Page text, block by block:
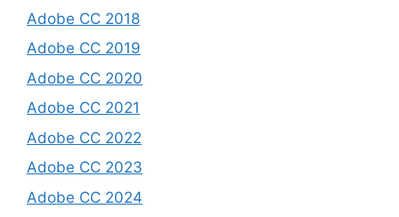
Adobe CC 2018
Adobe CC 2019
Adobe CC 2020
Adobe CC 2021
Adobe CC 2022
Adobe CC 2023
Adobe CC 2024